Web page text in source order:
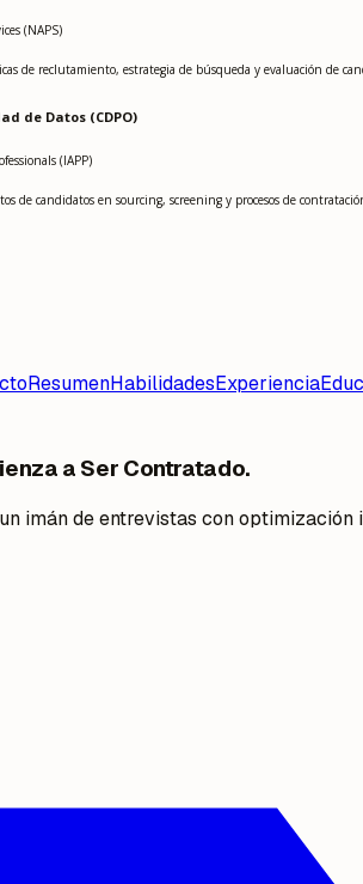
(NAPS)
de reclutamiento, estrategia de búsqueda y evaluación de
de Datos (CDPO)
(IAPP)
de candidatos en sourcing, screening y procesos de
ResumenHabilidadesExperiencia
a Ser Contratado.
imán de entrevistas con